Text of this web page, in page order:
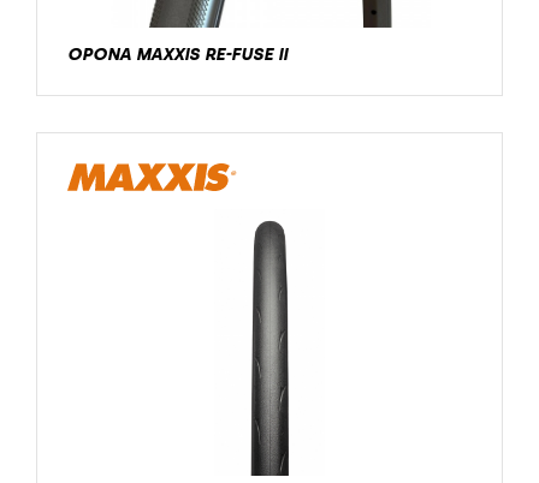
OPONA MAXXIS RE-FUSE II